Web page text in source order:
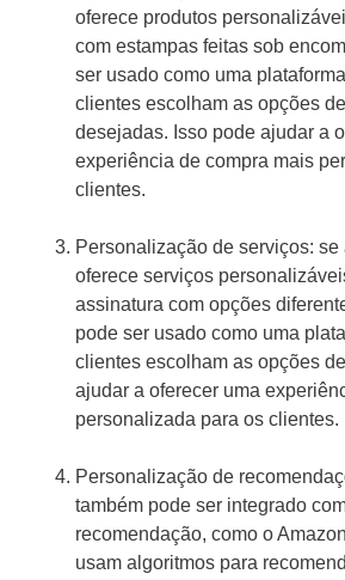
oferece produtos
com estampas feitas sob
ser usado como uma
clientes escolham as opções
desejadas. Isso pode ajudar a
experiência de compra mais
clientes.
Personalização de serviços: se
oferece serviços
assinatura com opções
pode ser usado como uma
clientes escolham as opções
ajudar a oferecer uma
personalizada para os clientes.
Personalização de
também pode ser integrado
recomendação, como o
usam algoritmos para